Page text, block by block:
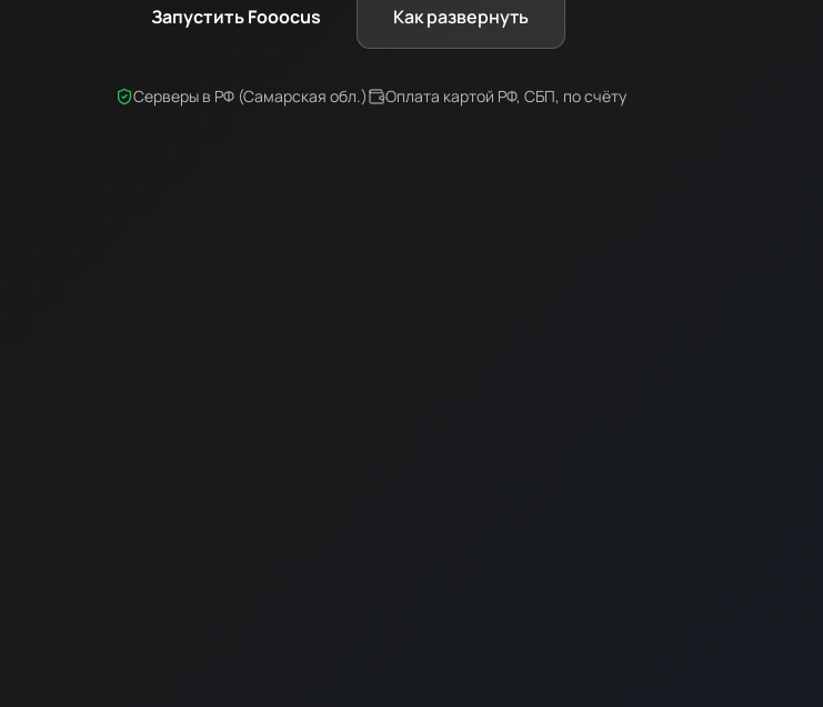
Запустить Fooocus Как развернуть
Серверы в РФ (Самарская обл.) Оплата картой РФ, СБП, по счёту